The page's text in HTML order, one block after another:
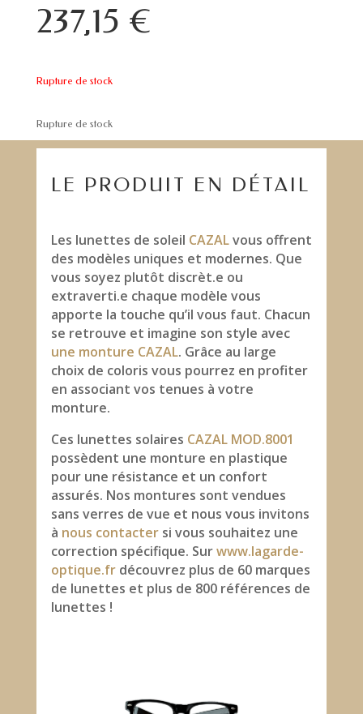
237,15 €
Rupture de stock
Rupture de stock
LE PRODUIT EN DÉTAIL
Les lunettes de soleil CAZALvous offrent
des modèles uniques et modernes. Que
vous soyez plutôt discrèt.e ou
extraverti.e chaque modèle vous
apporte la touche qu’il vous faut. Chacun
se retrouve et imagine son style avec
une monture CAZAL. Grâce au large
choix de coloris vous pourrez en profiter
en associant vos tenues à votre
monture.
Ces lunettes solaires CAZAL MOD.8001
possèdent une monture en plastique
pour une résistance et un confort
assurés. Nos montures sont vendues
sans verres de vue et nous vous invitons
à nous contactersi vous souhaitez une
correction spécifique. Surwww.lagarde-
optique.frdécouvrez plus de 60 marques
de lunettes et plus de 800 références de
lunettes !